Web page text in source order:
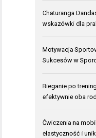
Chaturanga
wskazówki dla
Motywacja
Sukcesów w
Bieganie po
efektywnie oba
Ćwiczenia na
elastyczność i